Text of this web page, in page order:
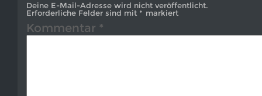
Deine E-Mail-Adresse wird nicht veröffentlicht.
Erforderliche Felder sind mit * markiert
Kommentar *